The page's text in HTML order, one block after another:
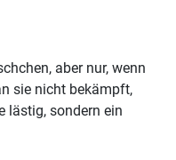
aber nur, wenn
sie nicht bekämpft,
lästig, sondern ein